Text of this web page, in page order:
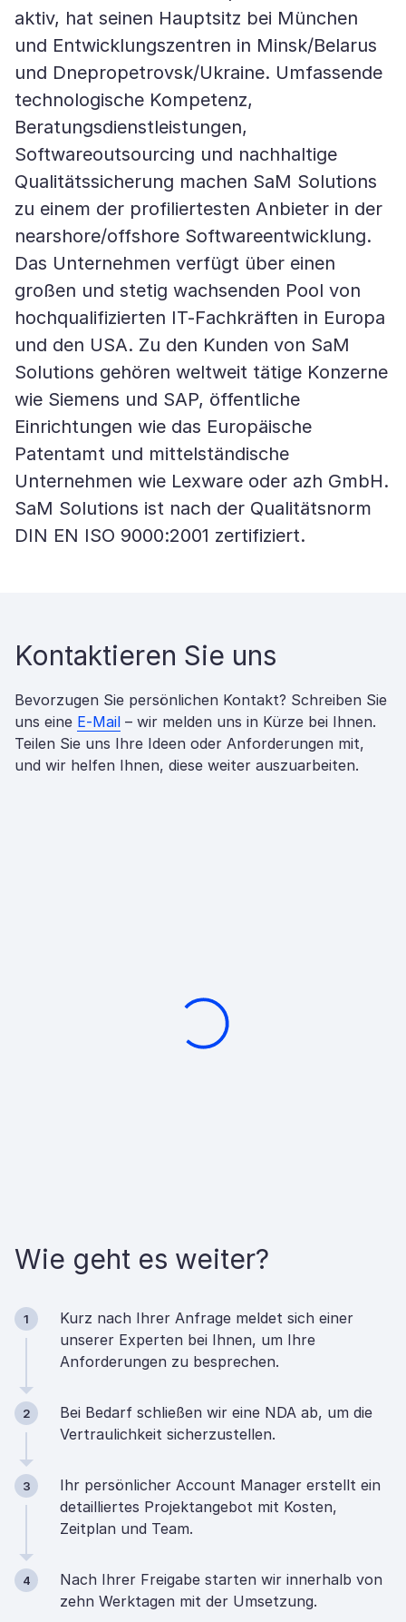
aktiv, hat seinen Hauptsitz bei München
und Entwicklungszentren in Minsk/Belarus
und Dnepropetrovsk/Ukraine. Umfassende
technologische Kompetenz,
Beratungsdienstleistungen,
Softwareoutsourcing und nachhaltige
Qualitätssicherung machen SaM Solutions
zu einem der profiliertesten Anbieter in der
nearshore/offshore Softwareentwicklung.
Das Unternehmen verfügt über einen
großen und stetig wachsenden Pool von
hochqualifizierten IT-Fachkräften in Europa
und den USA. Zu den Kunden von SaM
Solutions gehören weltweit tätige Konzerne
wie Siemens und SAP, öffentliche
Einrichtungen wie das Europäische
Patentamt und mittelständische
Unternehmen wie Lexware oder azh GmbH.
SaM Solutions ist nach der Qualitätsnorm
DIN EN ISO 9000:2001 zertifiziert.
Kontaktieren Sie uns
Bevorzugen Sie persönlichen Kontakt? Schreiben Sie
uns eine E-Mail – wir melden uns in Kürze bei Ihnen.
Teilen Sie uns Ihre Ideen oder Anforderungen mit,
und wir helfen Ihnen, diese weiter auszuarbeiten.
Wie geht es weiter?
1
Kurz nach Ihrer Anfrage meldet sich einer
unserer Experten bei Ihnen, um Ihre
Anforderungen zu besprechen.
2
Bei Bedarf schließen wir eine NDA ab, um die
Vertraulichkeit sicherzustellen.
3
Ihr persönlicher Account Manager erstellt ein
detailliertes Projektangebot mit Kosten,
Zeitplan und Team.
4
Nach Ihrer Freigabe starten wir innerhalb von
zehn Werktagen mit der Umsetzung.